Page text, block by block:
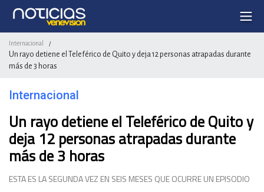
Internacional /
Un rayo detiene el Teleférico de Quito y deja 12 personas atrapadas durante
más de 3 horas
Internacional
Un rayo detiene el Teleférico de Quito y
deja 12 personas atrapadas durante
más de 3 horas
ESTA ES LA SEGUNDA VEZ EN SEIS MESES QUE OCURRE UN EPISODIO